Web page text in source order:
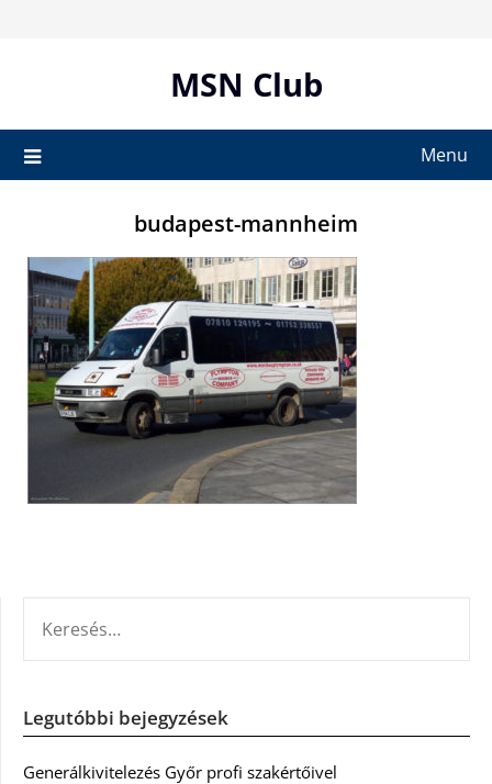
MSN Club
Menu
budapest-mannheim
Legutóbbi bejegyzések
Generálkivitelezés Győr profi szakértőivel